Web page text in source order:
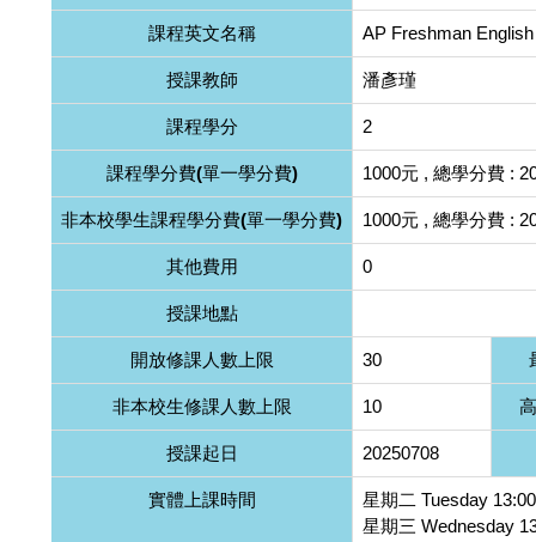
課程英文名稱 AP Freshman English
授課教師 潘彥瑾
課程學分 2
課程學分費(單一學分費) 1000元 , 總學分費 :
非本校學生課程學分費(單一學分費) 1000元 , 總學分費 :
其他費用 0
授課地點
開放修課人數上限 30
非本校生修課人數上限 10
授課起日 20250708
實體上課時間
星期二 Tuesday
星期三 Wednesday